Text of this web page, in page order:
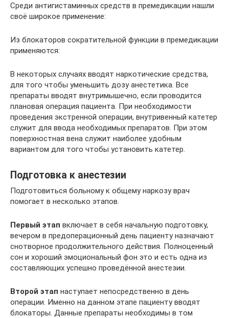
Среди антигистаминных средств в премедикации нашли
своё широкое применение:
Из блокаторов сократительной функции в премедикации
применяются:
В некоторых случаях вводят наркотические средства,
для того чтобы уменьшить дозу анестетика. Все
препараты вводят внутримышечно, если проводится
плановая операция пациента. При необходимости
проведения экстренной операции, внутривенный катетер
служит для ввода необходимых препаратов. При этом
поверхностная вена служит наиболее удобным
вариантом для того чтобы установить катетер.
Подготовка к анестезии
Подготовиться больному к общему наркозу врач
помогает в несколько этапов.
Первый этап включает в себя начальную подготовку,
вечером в предоперационный день пациенту назначают
снотворное продолжительного действия. Полноценный
сон и хороший эмоциональный фон это и есть одна из
составляющих успешно проведённой анестезии.
Второй этап наступает непосредственно в день
операции. Именно на данном этапе пациенту вводят
блокаторы. Данные препараты необходимы в том